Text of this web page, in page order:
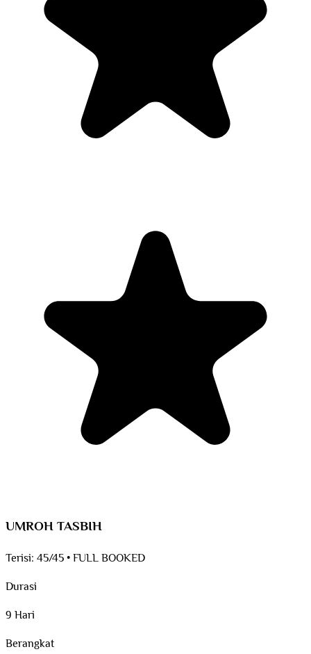
UMROH TASBIH
Terisi: 45/45•FULL BOOKED
Durasi
9 Hari
Berangkat